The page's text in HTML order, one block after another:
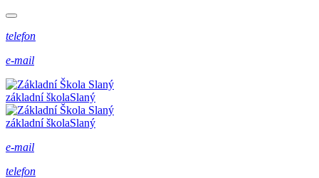
telefon
e-mail
základní školaSlaný
základní školaSlaný
e-mail
telefon